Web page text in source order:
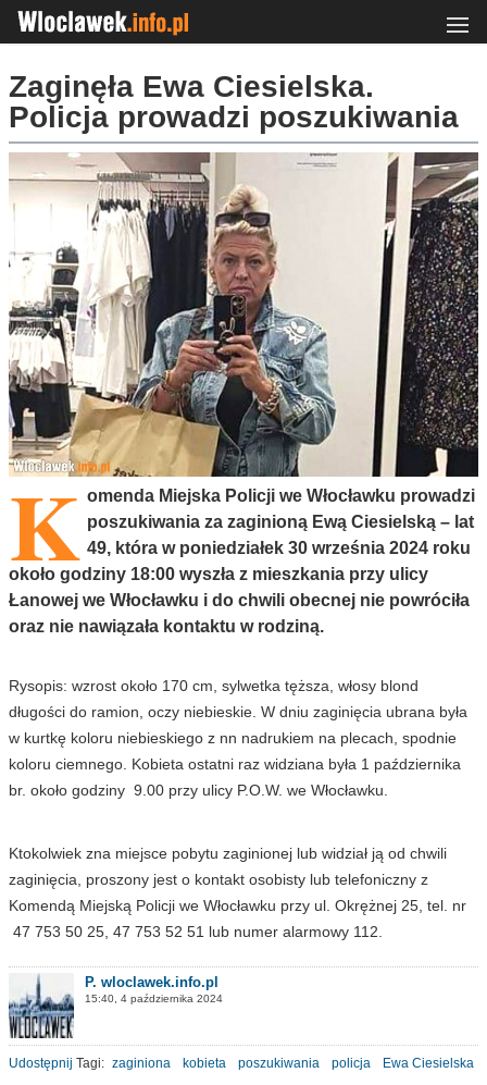
Zaginęła Ewa Ciesielska.
Policja prowadzi poszukiwania
K omenda Miejska Policji we Włocławku prowadzi
poszukiwania za zaginioną Ewą Ciesielską – lat
49, która w poniedziałek 30 września 2024 roku
około godziny 18:00 wyszła z mieszkania przy ulicy
Łanowej we Włocławku i do chwili obecnej nie powróciła
oraz nie nawiązała kontaktu w rodziną.
Rysopis: wzrost około 170 cm, sylwetka tęższa, włosy blond
długości do ramion, oczy niebieskie. W dniu zaginięcia ubrana była
w kurtkę koloru niebieskiego z nn nadrukiem na plecach, spodnie
koloru ciemnego. Kobieta ostatni raz widziana była 1 października
br. około godziny 9.00 przy ulicy P.O.W. we Włocławku.
Ktokolwiek zna miejsce pobytu zaginionej lub widział ją od chwili
zaginięcia, proszony jest o kontakt osobisty lub telefoniczny z
Komendą Miejską Policji we Włocławku przy ul. Okrężnej 25, tel. nr
47 753 50 25, 47 753 52 51 lub numer alarmowy 112.
P. wloclawek.info.pl
15:40, 4 października 2024
Udostępnij Tagi: zaginiona kobieta poszukiwania policja Ewa Ciesielska